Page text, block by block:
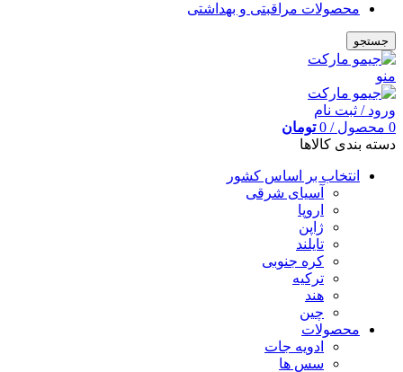
محصولات مراقبتی و بهداشتی
جستجو
منو
ورود / ثبت نام
0 محصول /
0 تومان
دسته بندی کالاها
انتخاب بر اساس کشور
آسیای شرقی
اروپا
ژاپن
تایلند
کره جنوبی
ترکیه
هند
چین
محصولات
ادویه جات
سس ها